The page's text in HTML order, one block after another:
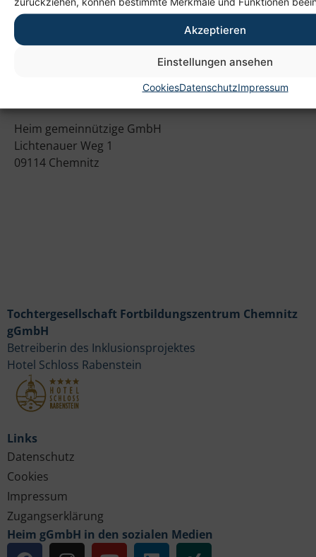
Akzeptieren
Einstellungen ansehen
CookiesDatenschutzImpressum
Heim gemeinnützige GmbH
Lichtenauer Weg 1
09114 Chemnitz
Links
Datenschutz
Cookies
Impressum
Zugangserklärung
Heim gGmbH in den sozialen Medien
Tochtergesellschaft Fortbildungszentrum Chemnitz
gGmbH
Betreiberin des Inklusionsprojektes
Hotel Schloss Rabenstein